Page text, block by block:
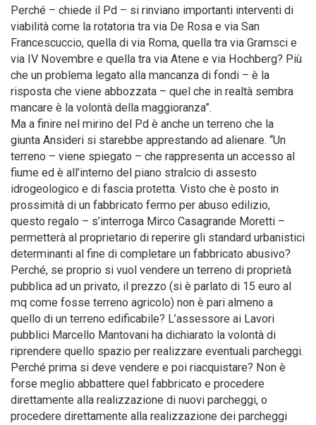
Perché – chiede il Pd – si rinviano importanti interventi di
viabilità come la rotatoria tra via De Rosa e via San
Francescuccio, quella di via Roma, quella tra via Gramsci e
via IV Novembre e quella tra via Atene e via Hochberg? Più
che un problema legato alla mancanza di fondi – è la
risposta che viene abbozzata – quel che in realtà sembra
mancare è la volontà della maggioranza”.
Ma a finire nel mirino del Pd è anche un terreno che la
giunta Ansideri si starebbe apprestando ad alienare. “Un
terreno – viene spiegato – che rappresenta un accesso al
fiume ed è all’interno del piano stralcio di assesto
idrogeologico e di fascia protetta. Visto che è posto in
prossimità di un fabbricato fermo per abuso edilizio,
questo regalo – s’interroga Mirco Casagrande Moretti –
permetterà al proprietario di reperire gli standard urbanistici
determinanti al fine di completare un fabbricato abusivo?
Perché, se proprio si vuol vendere un terreno di proprietà
pubblica ad un privato, il prezzo (si è parlato di 15 euro al
mq come fosse terreno agricolo) non è pari almeno a
quello di un terreno edificabile? L’assessore ai Lavori
pubblici Marcello Mantovani ha dichiarato la volontà di
riprendere quello spazio per realizzare eventuali parcheggi.
Perché prima si deve vendere e poi riacquistare? Non è
forse meglio abbattere quel fabbricato e procedere
direttamente alla realizzazione di nuovi parcheggi, o
procedere direttamente alla realizzazione dei parcheggi